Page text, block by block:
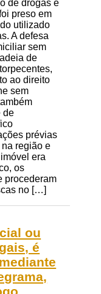
de drogas e
preso em
utilizado
A defesa
sem
de
ao direito
sem
de
prévias
região e
era
os
procederam
no […]
ou
é